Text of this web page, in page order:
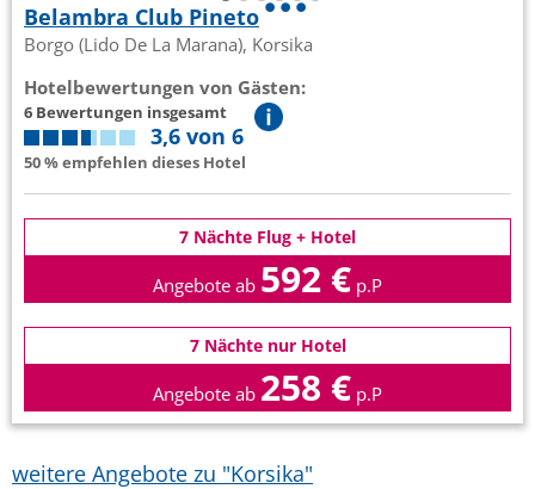
Belambra Club Pineto
Borgo (Lido De La Marana), Korsika
Hotelbewertungen von Gästen:
6 Bewertungen insgesamt
3,6 von 6
50 % empfehlen dieses Hotel
7 Nächte Flug + Hotel
Angebote ab 592 € p.P
7 Nächte nur Hotel
Angebote ab 258 € p.P
weitere Angebote zu "Korsika"